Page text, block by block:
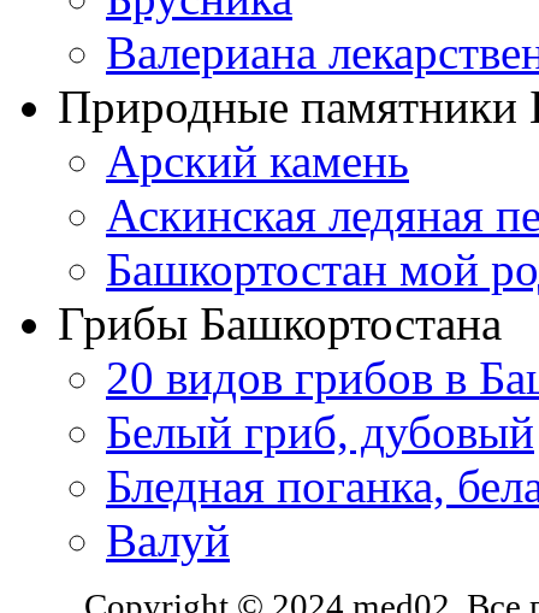
Валериана
Природные памятники
Арский камень
Аскинская ледяная
Башкортостан мой
Грибы Башкортостана
20 видов грибов в
Белый гриб, дубовый
Бледная поганка,
Валуй